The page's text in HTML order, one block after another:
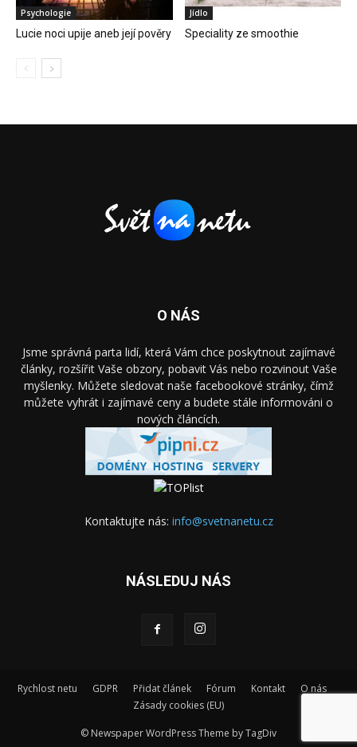
Psychologie
Lucie noci upije aneb její pověry
Jídlo
Speciality ze smoothie
O NÁS
Jsme správná parta lidí, která Vám chce poskytnout zajímavé
články, rozšířit Vaše obzory, pobavit Vás nebo rozvinout Vaše
myšlenky. Můžete sledovat naše facebookové stránky, čímž
můžete vyhrát i zajímavé ceny a budete stále informováni o
nových článcích.
Kontaktujte nás: info@svetnanetu.cz
NÁSLEDUJ NÁS
Rychlost netu GDPR Přidat článek Fórum Kontakt
O nás
Zásady cookies (EU)
© Newspaper WordPress Theme by TagDiv